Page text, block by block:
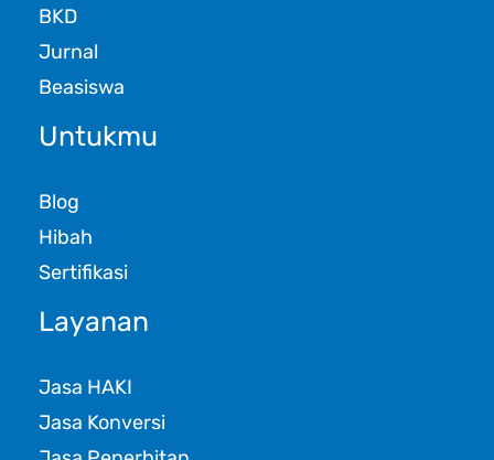
BKD
Jurnal
Beasiswa
Untukmu
Blog
Hibah
Sertifikasi
Layanan
Jasa HAKI
Jasa Konversi